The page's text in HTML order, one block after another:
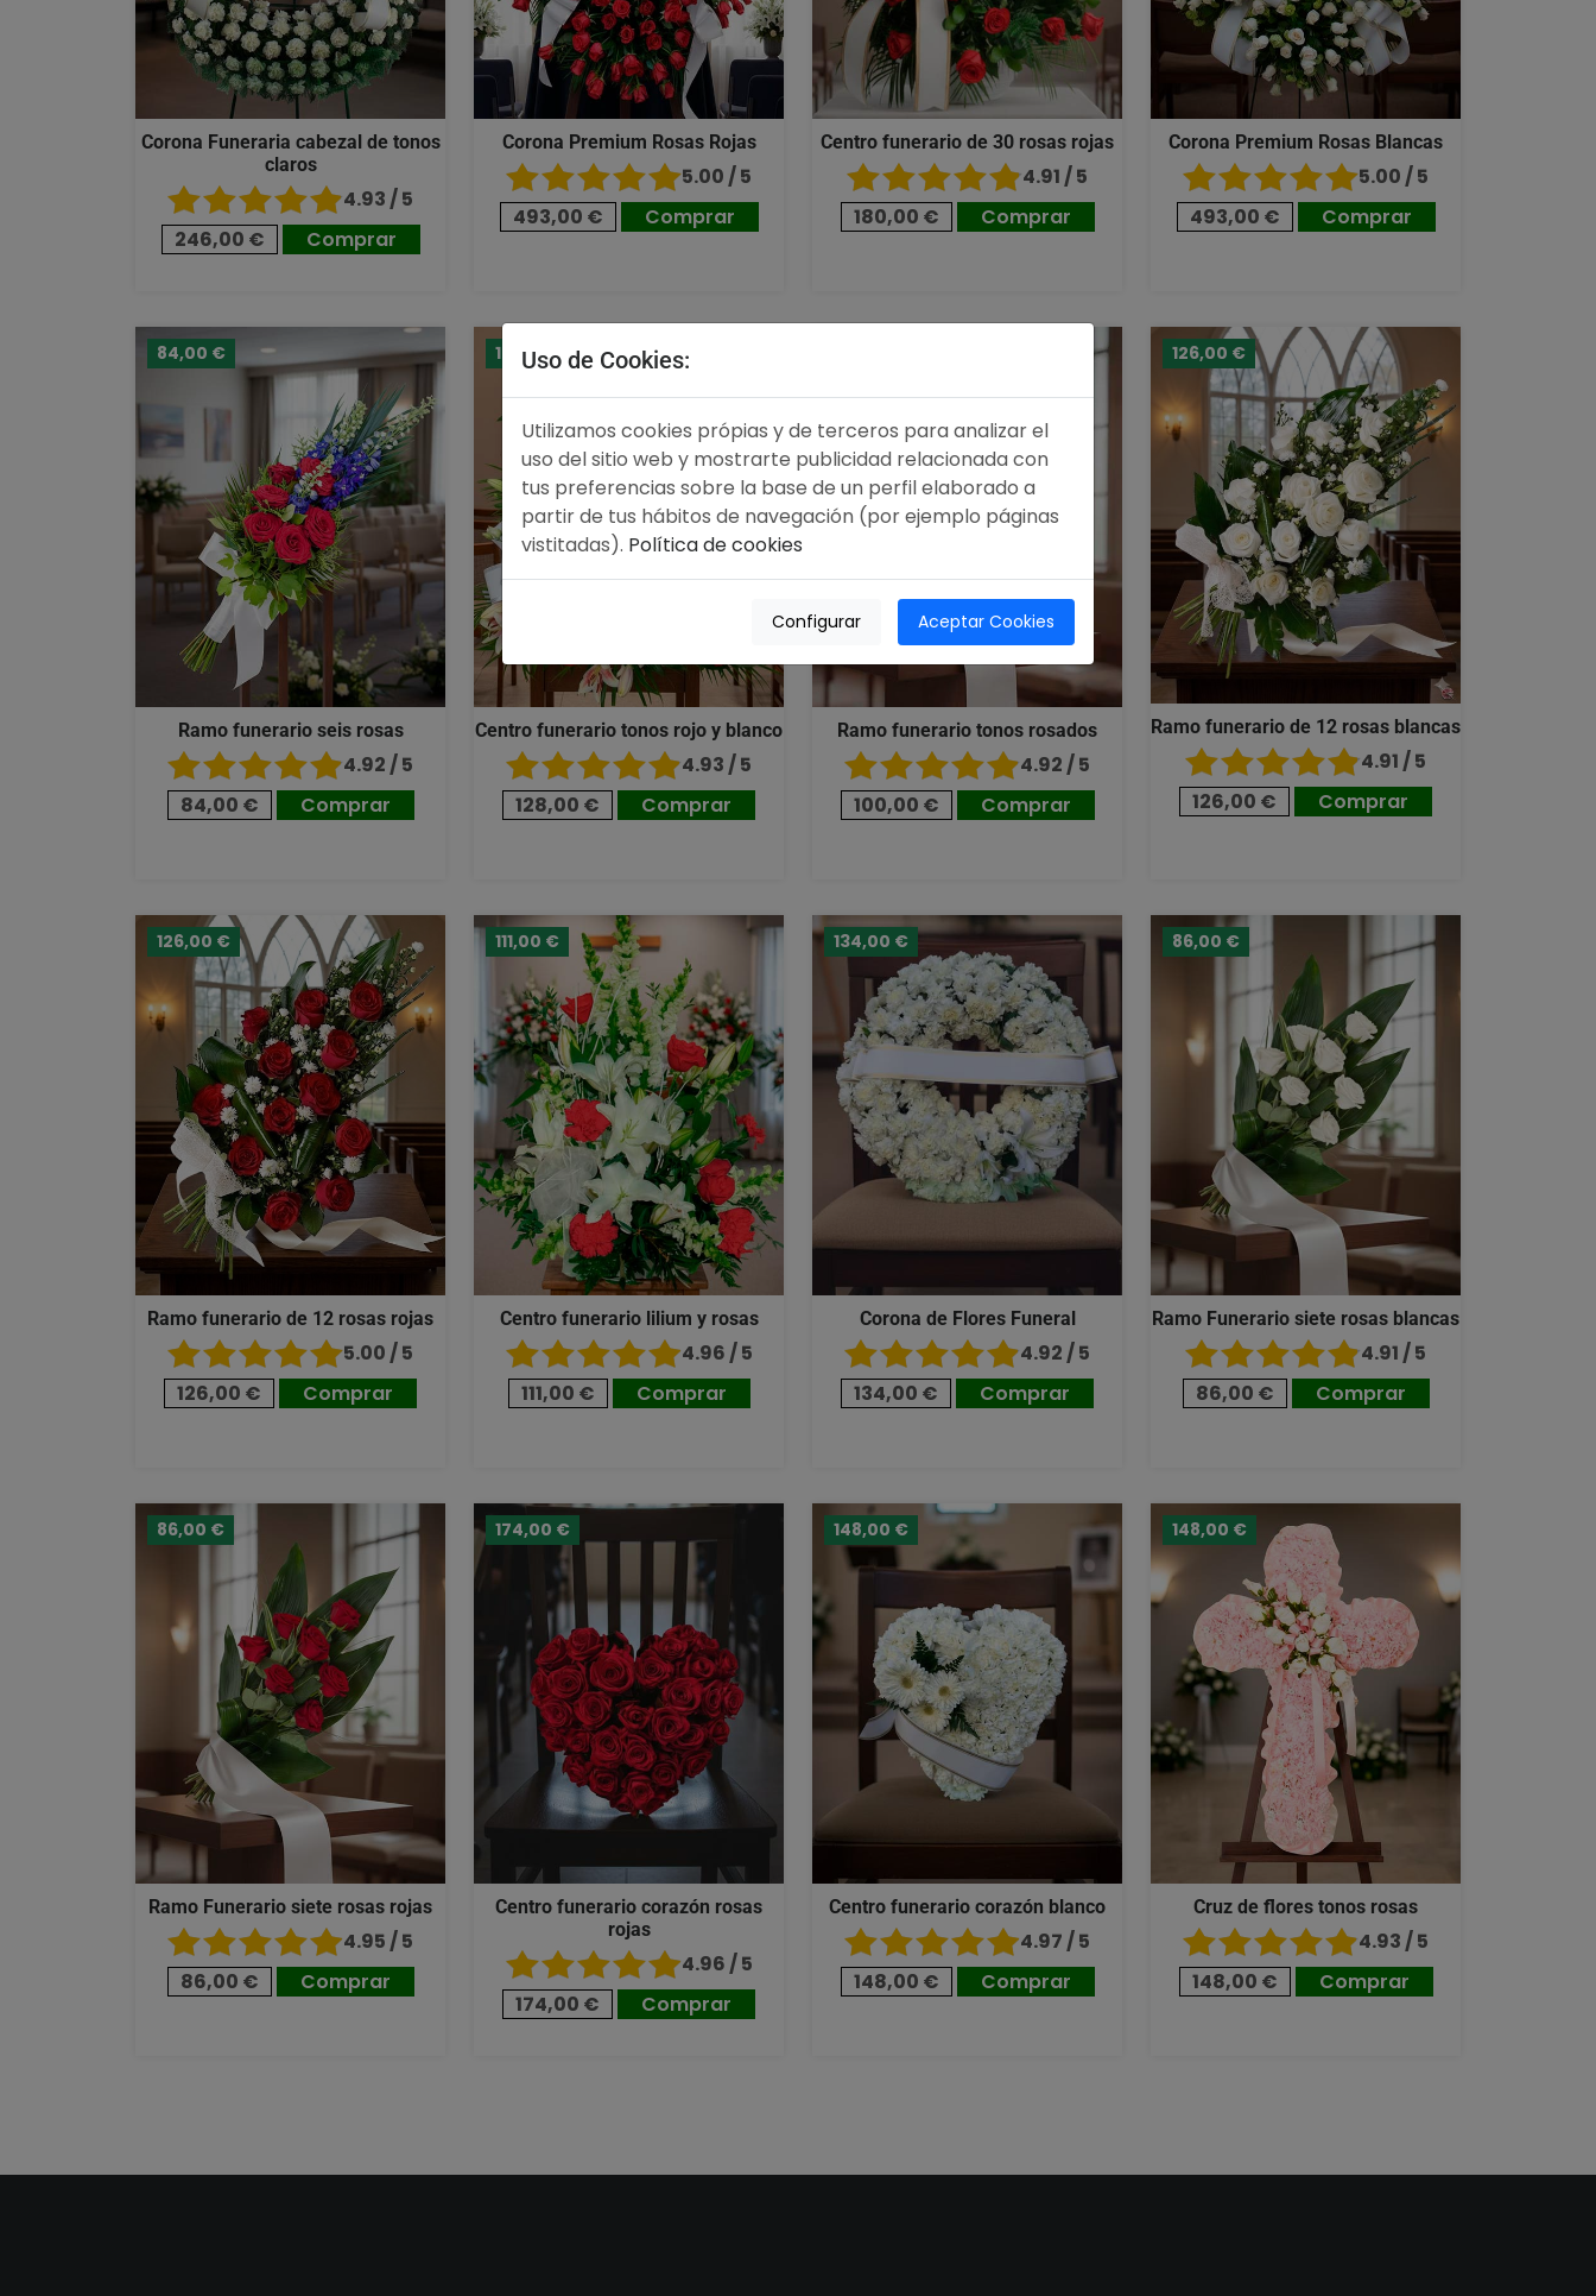
Corona Funeraria cabezal de tonos
claros
4.93 / 5
246,00 €
Comprar
Corona Premium Rosas Rojas
5.00 / 5
493,00 €
Comprar
Centro funerario de 30 rosas rojas
4.91 / 5
180,00 €
Comprar
Corona Premium Rosas Blancas
5.00 / 5
493,00 €
Comprar
84,00 €
Ramo funerario seis rosas
4.92 / 5
84,00 €
Comprar
128,00 €
Centro funerario tonos rojo y blanco
4.93 / 5
128,00 €
Comprar
Ramo funerario tonos rosados
4.92 / 5
100,00 €
Comprar
126,00 €
Ramo funerario de 12 rosas blancas
4.91 / 5
126,00 €
Comprar
126,00 €
Ramo funerario de 12 rosas rojas
5.00 / 5
126,00 €
Comprar
111,00 €
Centro funerario lilium y rosas
4.96 / 5
111,00 €
Comprar
134,00 €
Corona de Flores Funeral
4.92 / 5
134,00 €
Comprar
86,00 €
Ramo Funerario siete rosas blancas
4.91 / 5
86,00 €
Comprar
86,00 €
Ramo Funerario siete rosas rojas
4.95 / 5
86,00 €
Comprar
174,00 €
Centro funerario corazón rosas
rojas
4.96 / 5
174,00 €
Comprar
148,00 €
Centro funerario corazón blanco
4.97 / 5
148,00 €
Comprar
148,00 €
Cruz de flores tonos rosas
4.93 / 5
148,00 €
Comprar
Uso de Cookies:
Utilizamos cookies própias y de terceros para analizar el
uso del sitio web y mostrarte publicidad relacionada con
tus preferencias sobre la base de un perfil elaborado a
partir de tus hábitos de navegación (por ejemplo páginas
vistitadas). Política de cookies
Configurar Aceptar Cookies